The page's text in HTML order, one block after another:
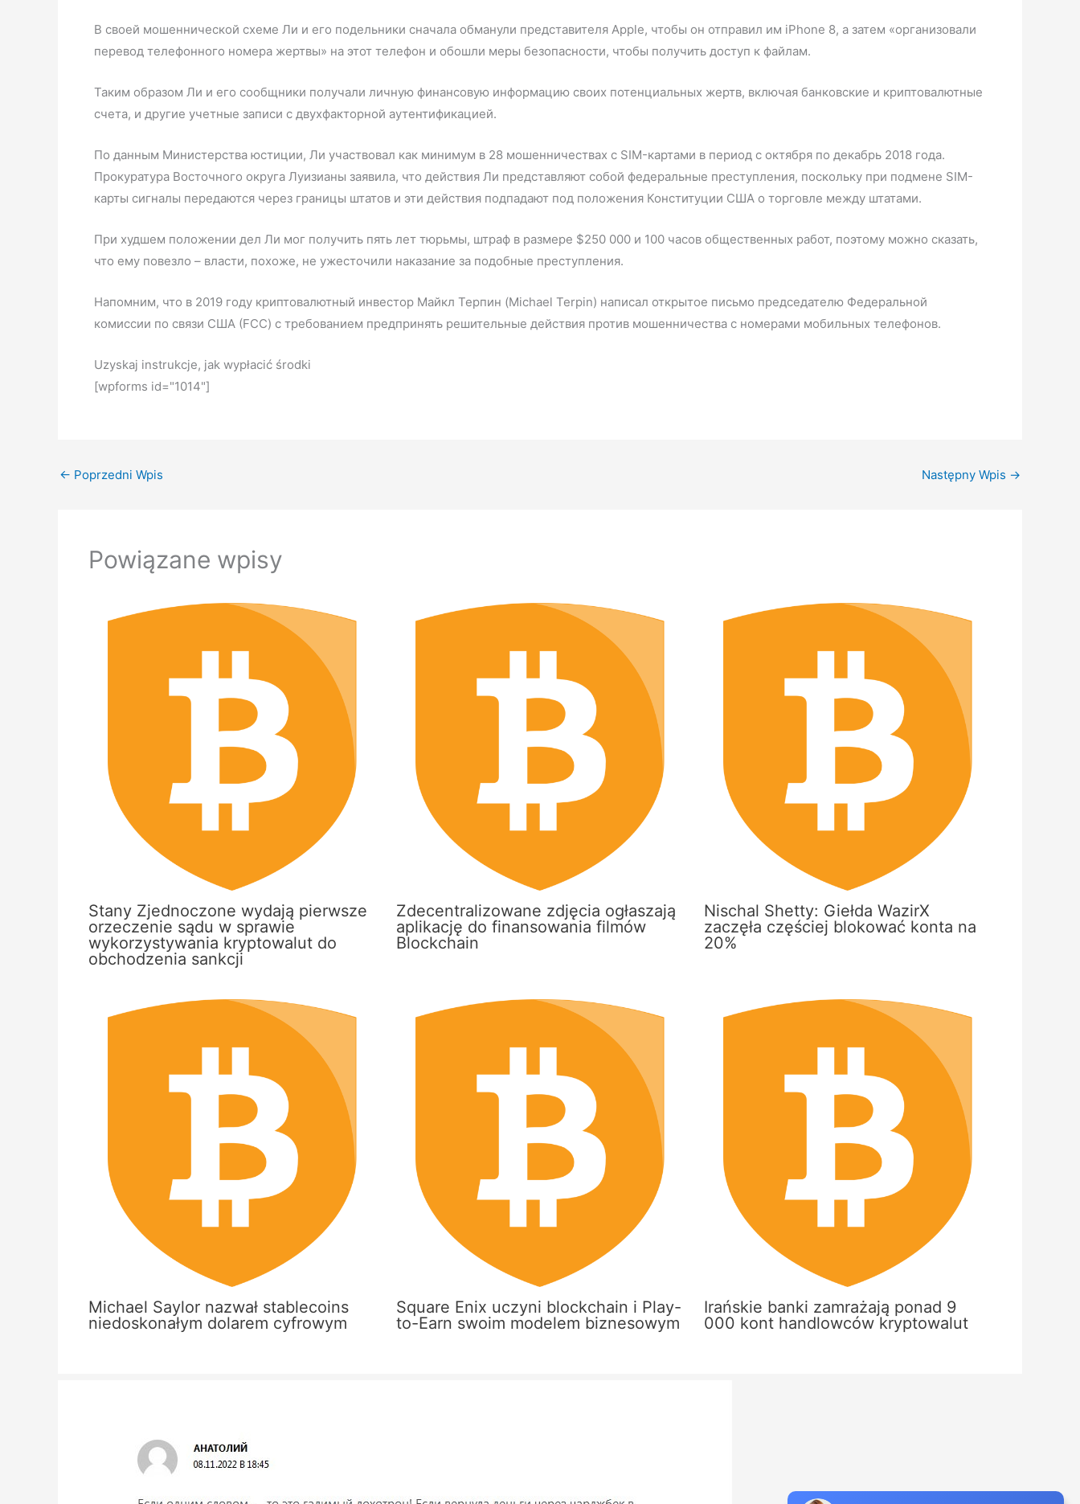
В своей мошеннической схеме Ли и его подельники сначала обманули представителя Apple, чтобы он отправил им iPhone 8, а затем «организовали
перевод телефонного номера жертвы» на этот телефон и обошли меры безопасности, чтобы получить доступ к файлам.
Таким образом Ли и его сообщники получали личную финансовую информацию своих потенциальных жертв, включая банковские и криптовалютные
счета, и другие учетные записи с двухфакторной аутентификацией.
По данным Министерства юстиции, Ли участвовал как минимум в 28 мошенничествах с SIM-картами в период с октября по декабрь 2018 года.
Прокуратура Восточного округа Луизианы заявила, что действия Ли представляют собой федеральные преступления, поскольку при подмене SIM-
карты сигналы передаются через границы штатов и эти действия подпадают под положения Конституции США о торговле между штатами.
При худшем положении дел Ли мог получить пять лет тюрьмы, штраф в размере $250 000 и 100 часов общественных работ, поэтому можно сказать,
что ему повезло – власти, похоже, не ужесточили наказание за подобные преступления.
Напомним, что в 2019 году криптовалютный инвестор Майкл Терпин (Michael Terpin) написал открытое письмо председателю Федеральной
комиссии по связи США (FCC) с требованием предпринять решительные действия против мошенничества с номерами мобильных телефонов.
Uzyskaj instrukcje, jak wypłacić środki
[wpforms id="1014"]
← Poprzedni Wpis Następny Wpis →
Powiązane wpisy
Stany Zjednoczone wydają pierwsze
orzeczenie sądu w sprawie
wykorzystywania kryptowalut do
obchodzenia sankcji
Zdecentralizowane zdjęcia ogłaszają
aplikację do finansowania filmów
Blockchain
Nischal Shetty: Giełda WazirX
zaczęła częściej blokować konta na
20%
Michael Saylor nazwał stablecoins
niedoskonałym dolarem cyfrowym
Square Enix uczyni blockchain i Play-
to-Earn swoim modelem biznesowym
Irańskie banki zamrażają ponad 9
000 kont handlowców kryptowalut